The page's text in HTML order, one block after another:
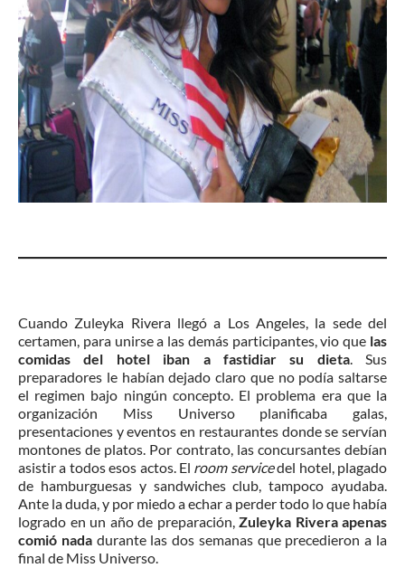
Cuando Zuleyka Rivera llegó a Los Angeles, la sede del
certamen, para unirse a las demás participantes, vio que las
comidas del hotel iban a fastidiar su dieta. Sus
preparadores le habían dejado claro que no podía saltarse
el regimen bajo ningún concepto. El problema era que la
organización Miss Universo planificaba galas,
presentaciones y eventos en restaurantes donde se servían
montones de platos. Por contrato, las concursantes debían
asistir a todos esos actos. El room servicedel hotel, plagado
de hamburguesas y sandwiches club, tampoco ayudaba.
Ante la duda, y por miedo a echar a perder todo lo que había
logrado en un año de preparación, Zuleyka Rivera apenas
comió nada durante las dos semanas que precedieron a la
final de Miss Universo.